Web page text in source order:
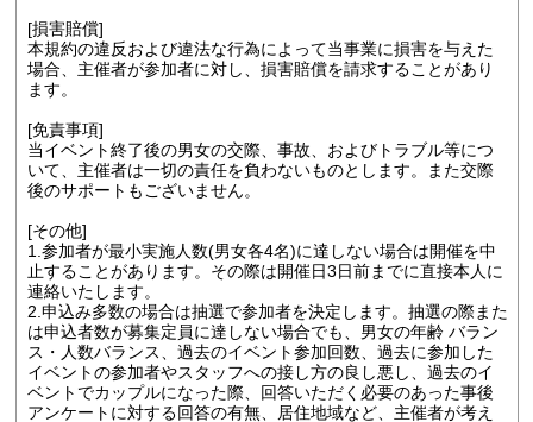
[損害賠償]
本規約の違反および違法な行為によって当事業に損害を与えた
場合、主催者が参加者に対し、損害賠償を請求することがあり
ます。
[免責事項]
当イベント終了後の男女の交際、事故、およびトラブル等につ
いて、主催者は一切の責任を負わないものとします。また交際
後のサポートもございません。
[その他]
1.参加者が最小実施人数(男女各4名)に達しない場合は開催を中
止することがあります。その際は開催日3日前までに直接本人に
連絡いたします。
2.申込み多数の場合は抽選で参加者を決定します。抽選の際また
は申込者数が募集定員に達しない場合でも、男女の年齢 バラン
ス・人数バランス、過去のイベント参加回数、過去に参加した
イベントの参加者やスタッフへの接し方の良し悪し、過去のイ
ベントでカップルになった際、回答いただく必要のあった事後
アンケートに対する回答の有無、居住地域など、主催者が考え